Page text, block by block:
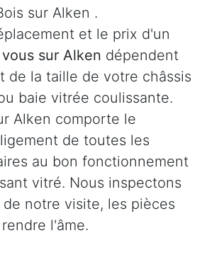
sur Alken .
et le prix d'un
sur Alken dépendent
de la taille de votre châssis
baie vitrée coulissante.
Alken comporte le
de toutes les
au bon fonctionnement
vitré. Nous inspectons
notre visite, les pièces
l'âme.